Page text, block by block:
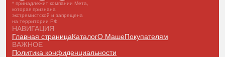
* принадлежит компании Мета,
которая признана
экстремистской и запрещена
на территории РФ
НАВИГАЦИЯ
Главная страницаКаталогО МашеПокупателям
ВАЖНОЕ
Политика конфиденциальности